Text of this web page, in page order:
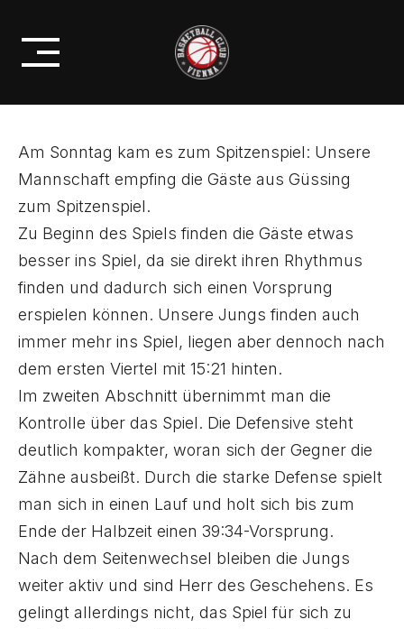
content
GÜSSING/JENNERSDORF
BLACKBIRDS
Am Sonntag kam es zum Spitzenspiel: Unsere
Mannschaft empfing die Gäste aus Güssing
zum Spitzenspiel.
Zu Beginn des Spiels finden die Gäste etwas
besser ins Spiel, da sie direkt ihren Rhythmus
finden und dadurch sich einen Vorsprung
erspielen können. Unsere Jungs finden auch
immer mehr ins Spiel, liegen aber dennoch nach
dem ersten Viertel mit 15:21 hinten.
Im zweiten Abschnitt übernimmt man die
Kontrolle über das Spiel. Die Defensive steht
deutlich kompakter, woran sich der Gegner die
Zähne ausbeißt. Durch die starke Defense spielt
man sich in einen Lauf und holt sich bis zum
Ende der Halbzeit einen 39:34-Vorsprung.
Nach dem Seitenwechsel bleiben die Jungs
weiter aktiv und sind Herr des Geschehens. Es
gelingt allerdings nicht, das Spiel für sich zu